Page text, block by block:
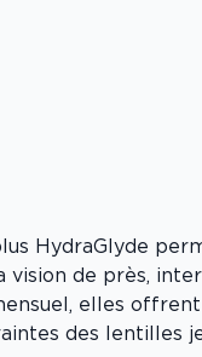
HydraGlyde
de près,
elles
des lentilles